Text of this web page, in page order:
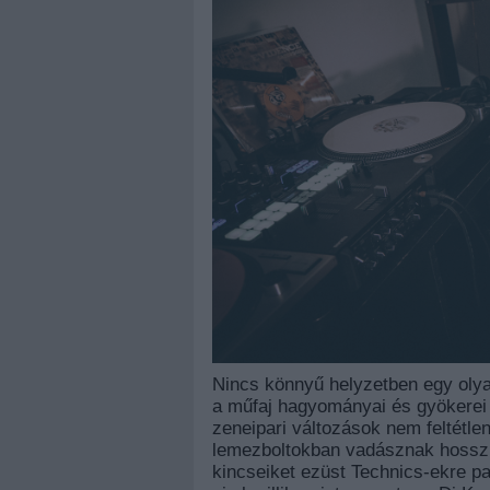
Nincs könnyű helyzetben egy
a műfaj hagyományai és
zeneipari változások nem
lemezboltokban vadásznak
kincseiket ezüst Technics-ekre